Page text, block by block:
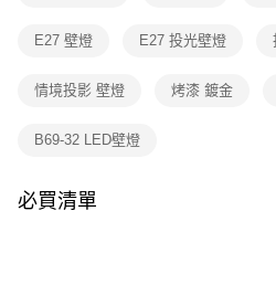
ATM／網路銀行／等多元方式進行付款，
購買商品的店家。未經商家同意取消之訂
是否繳費成功／繳費後需取消欲退款等相
【注意事項】
E27 壁燈 E27 投光壁燈
情境投影 壁燈 烤漆 鍍金
B69-32 LED壁燈
必買清單